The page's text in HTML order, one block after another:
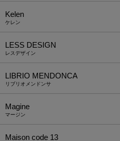
Kelen
ケレン
LESS DESIGN
レスデザイン
LIBRIO MENDONCA
リブリオメンドンサ
Magine
マージン
Maison code 13